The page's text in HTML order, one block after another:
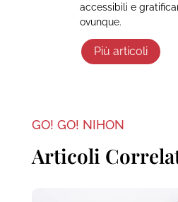
accessibili e
ovunque.
Più articoli
GO! GO! NIHON
Articoli